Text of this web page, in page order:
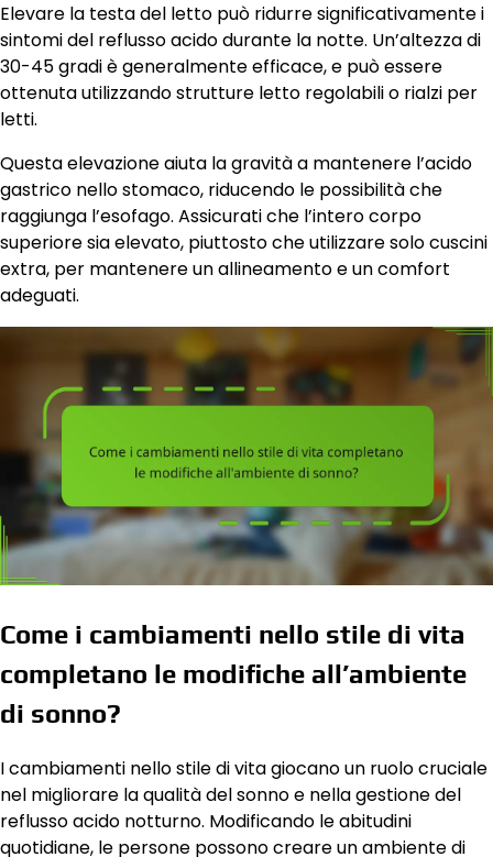
Elevare la testa del letto può ridurre significativamente i
sintomi del reflusso acido durante la notte. Un’altezza di
30-45 gradi è generalmente efficace, e può essere
ottenuta utilizzando strutture letto regolabili o rialzi per
letti.
Questa elevazione aiuta la gravità a mantenere l’acido
gastrico nello stomaco, riducendo le possibilità che
raggiunga l’esofago. Assicurati che l’intero corpo
superiore sia elevato, piuttosto che utilizzare solo cuscini
extra, per mantenere un allineamento e un comfort
adeguati.
Come i cambiamenti nello stile di vita
completano le modifiche all’ambiente
di sonno?
I cambiamenti nello stile di vita giocano un ruolo cruciale
nel migliorare la qualità del sonno e nella gestione del
reflusso acido notturno. Modificando le abitudini
quotidiane, le persone possono creare un ambiente di